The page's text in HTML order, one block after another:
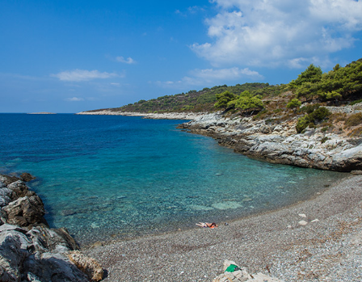
Der Strand Pol Borciće befindet sich nicht weit von Komiža. Mit
unserem Taxiboot dauert die Fahrt 5 Minuten. Der Strand Pol
Borciće liegt zum Teil im Schatten und ist ideal für Familien mit
Kindern.